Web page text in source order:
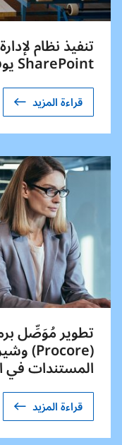
تنفيذ نظام
SharePoint يوفر السرعة والأمان
قراءة المزيد
تطوير مُوَصِّل
المستندات في
قراءة المزيد